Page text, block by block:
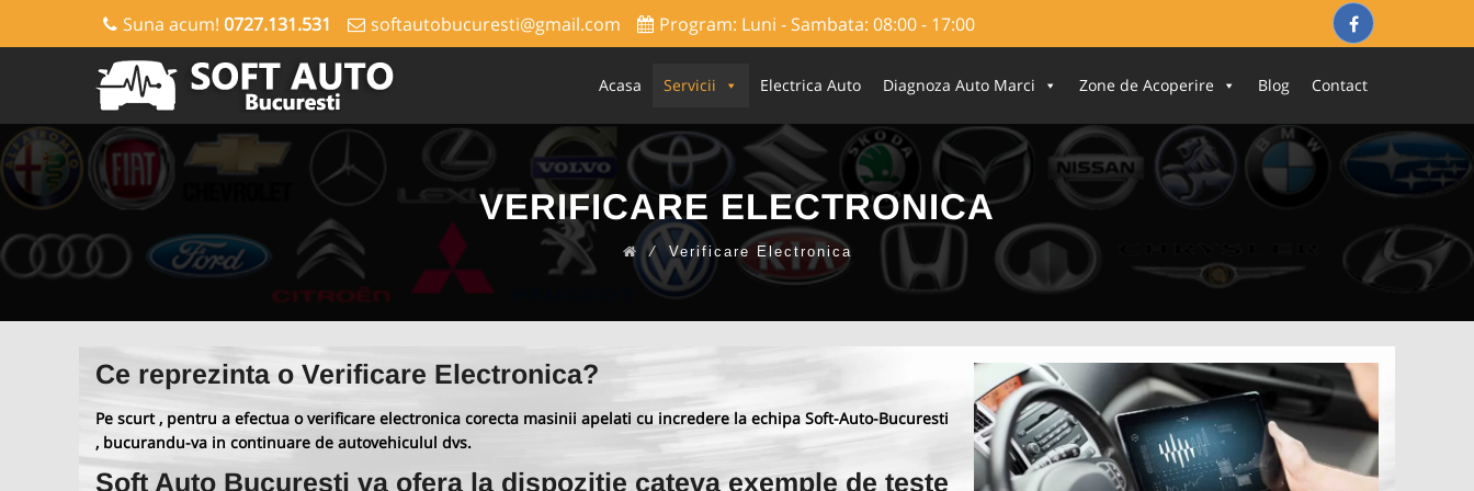
Suna acum! 0727.131.531 softautobucuresti@gmail.com Program: Luni - Sambata: 08:00 - 17:00
Acasa Servicii Electrica Auto Diagnoza Auto Marci Zone de Acoperire Blog Contact
VERIFICARE ELECTRONICA
⁄Verificare Electronica
Ce reprezinta o Verificare Electronica?
Pe scurt , pentru a efectua o verificare electronica corecta masinii apelati cu incredere la echipa Soft-Auto-Bucuresti
, bucurandu-va in continuare de autovehiculul dvs.
Soft Auto Bucuresti va ofera la dispozitie cateva exemple de teste